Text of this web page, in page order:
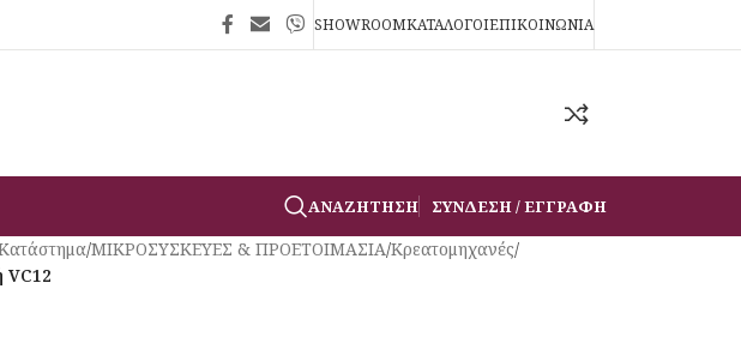
SHOWROOMΚΑΤΑΛΟΓΟΙΕΠΙΚΟΙΝΩΝΙΑ
ΑΝΑΖΉΤΗΣΗ ΣΎΝΔΕΣΗ / ΕΓΓΡΑΦΉ
/ΜΙΚΡΟΣΥΣΚΕΥΕΣ & ΠΡΟΕΤΟΙΜΑΣΙΑ/Κρεατομηχανές/
VC12